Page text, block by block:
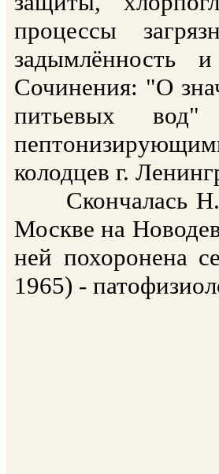
процессы
задымлённость
Сочинения: "О
питьевых вод"
колодцев г.
Скончалась Н.В.
Москве на
ней похоронена
1965) -